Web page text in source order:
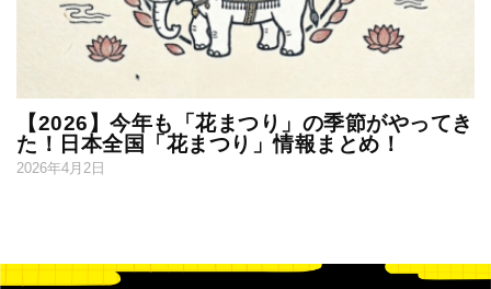
【2026】今年も「花まつり」の季節がやってき
た！日本全国「花まつり」情報まとめ！
2026年4月2日